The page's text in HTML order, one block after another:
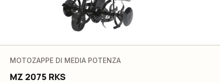
MOTOZAPPE DI MEDIA POTENZA
MZ 2075 RKS